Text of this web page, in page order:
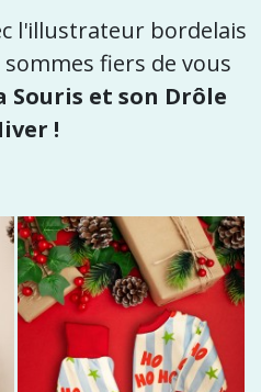
l'illustrateur bordelais
sommes fiers de vous
Souris et son Drôle
!